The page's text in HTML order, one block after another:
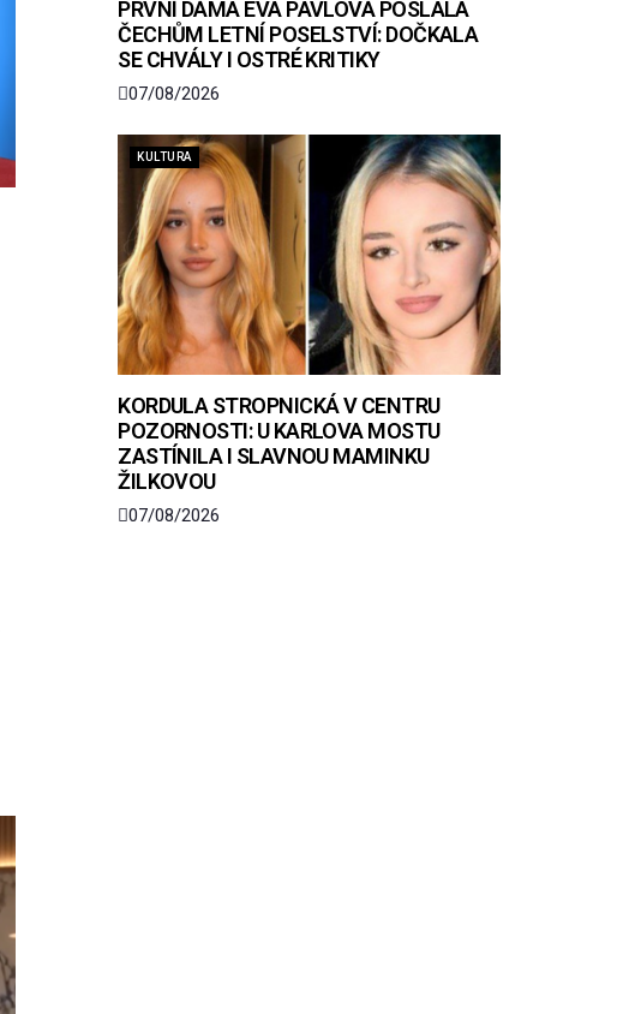
PRVNÍ DÁMA EVA PAVLOVÁ POSLALA
ČECHŮM LETNÍ POSELSTVÍ: DOČKALA
SE CHVÁLY I OSTRÉ KRITIKY
07/08/2026
KULTURA
KORDULA STROPNICKÁ V CENTRU
POZORNOSTI: U KARLOVA MOSTU
ZASTÍNILA I SLAVNOU MAMINKU
ŽILKOVOU
07/08/2026